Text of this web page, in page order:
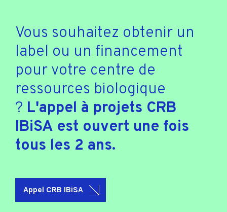
Vous souhaitez obtenir un
label ou un financement
pour votre centre de
ressources biologique
? L'appel à projets CRB
IBiSA est ouvert une fois
tous les 2 ans.
Appel CRB IBiSA